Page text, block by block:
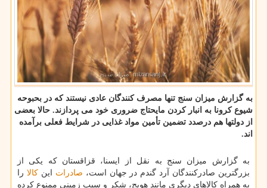
به گزارش میزان سنج تنها مصرف كنندگان عادی نیستند كه در بحبوحه
شیوع كرونا به انبار كردن مایحتاج ضروری خود می پردازند. حالا بعضی
از دولتها هم درصدد تضمین تأمین مواد غذایی در شرایط فعلی برآمده
اند.
به گزارش میزان سنج به نقل از ایسنا، قزاقستان كه یكی از
بزرگترین صادركنندگان آرد گندم در جهان است، صادرات اینكالا را
به همراه كالاهای دیگری مانند هویج، شكر و سیب زمینی ممنوع كرده